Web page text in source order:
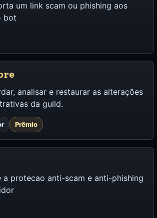
um link scam ou phishing aos
bot
analisar e restaurar as alterações
da guild.
Prêmio
protecao anti-scam e anti-phishing